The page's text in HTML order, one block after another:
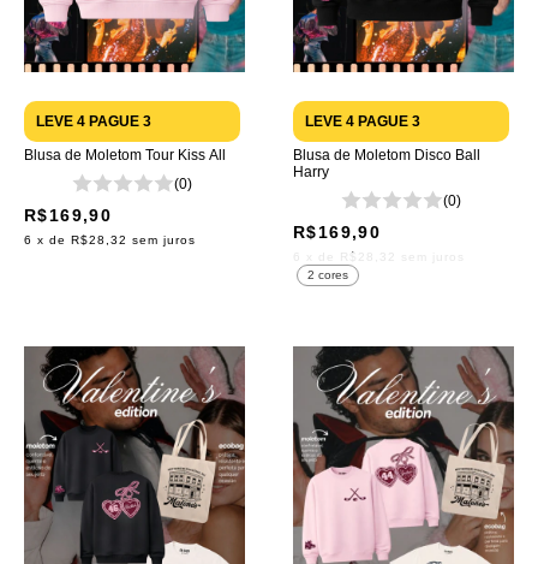
LEVE 4 PAGUE 3
Blusa de Moletom Tour Kiss All
(0)
R$169,90
6 x de R$28,32 sem juros
LEVE 4 PAGUE 3
2 cores
Blusa de Moletom Disco Ball
Harry
(0)
R$169,90
x de R$28,32